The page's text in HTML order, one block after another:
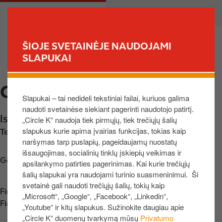
ŠIOJE SVETAINĖJE NAUDOJAMI
SLAPUKAI
Slapukai – tai nedideli tekstiniai failai, kuriuos galima
naudoti svetainėse siekiant pagerinti naudotojo patirtį.
„Circle K“ naudoja tiek pirmųjų, tiek trečiųjų šalių
slapukus kurie apima įvairias funkcijas, tokias kaip
naršymas tarp puslapių, pageidaujamų nuostatų
išsaugojimas, socialinių tinklų įskiepių veikimas ir
apsilankymo patirties pagerinimas. Kai kurie trečiųjų
šalių slapukai yra naudojami turinio suasmeninimui. Ši
svetainė gali naudoti trečiųjų šalių, tokių kaip
„Microsoft“, „Google“, „Facebook“, „Linkedin“,
„Youtube“ ir kitų slapukus. Sužinokite daugiau apie
„Circle K“ duomenų tvarkymą mūsų Privatumo
į
p
a
g
r
n
n
į
M
v
CIRCLE K GREITKELIS II
Islandijos pl. 61C,Kaunas ,49117,LT
Telefono nr.: +37069808299
Get directions
Find us on
App Store
Find us on Google Play